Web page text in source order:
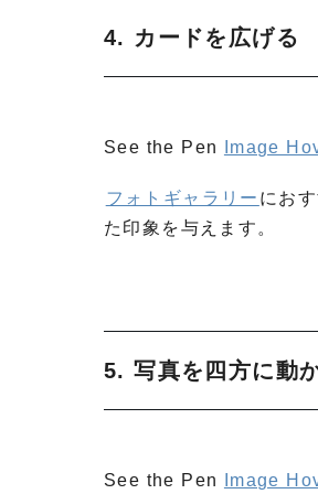
4. カードを広げる
See the Pen Image
フォトギャラリー にお
た印象を与えます。
5. 写真を四方に動
See the Pen Image